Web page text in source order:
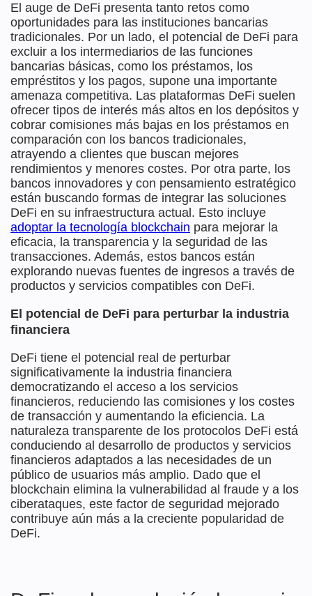
El auge de DeFi presenta tanto retos como
oportunidades para las instituciones bancarias
tradicionales. Por un lado, el potencial de DeFi para
excluir a los intermediarios de las funciones
bancarias básicas, como los préstamos, los
empréstitos y los pagos, supone una importante
amenaza competitiva. Las plataformas DeFi suelen
ofrecer tipos de interés más altos en los depósitos y
cobrar comisiones más bajas en los préstamos en
comparación con los bancos tradicionales,
atrayendo a clientes que buscan mejores
rendimientos y menores costes. Por otra parte, los
bancos innovadores y con pensamiento estratégico
están buscando formas de integrar las soluciones
DeFi en su infraestructura actual. Esto incluye
adoptar la tecnología blockchain para mejorar la
eficacia, la transparencia y la seguridad de las
transacciones. Además, estos bancos están
explorando nuevas fuentes de ingresos a través de
productos y servicios compatibles con DeFi.
El potencial de DeFi para perturbar la industria
financiera
DeFi tiene el potencial real de perturbar
significativamente la industria financiera
democratizando el acceso a los servicios
financieros, reduciendo las comisiones y los costes
de transacción y aumentando la eficiencia. La
naturaleza transparente de los protocolos DeFi está
conduciendo al desarrollo de productos y servicios
financieros adaptados a las necesidades de un
público de usuarios más amplio. Dado que el
blockchain elimina la vulnerabilidad al fraude y a los
ciberataques, este factor de seguridad mejorado
contribuye aún más a la creciente popularidad de
DeFi.